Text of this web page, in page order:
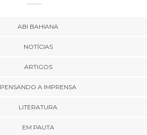
ABI BAHIANA
NOTÍCIAS
ARTIGOS
PENSANDO A IMPRENSA
LITERATURA
EM PAUTA